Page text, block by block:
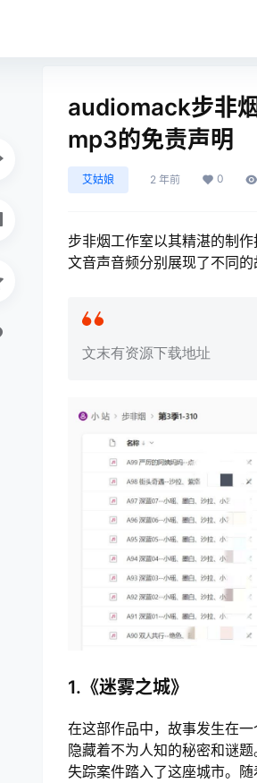
audiomack步非
mp3的免责声明
艾姑娘 2 年前 0
步非烟工作室以其精湛的制
文音声音频分别展现了不同
文末有资源下载地址
1.《迷雾之城》
在这部作品中，故事发生在
隐藏着不为人知的秘密和谜
失踪案件踏入了这座城市。